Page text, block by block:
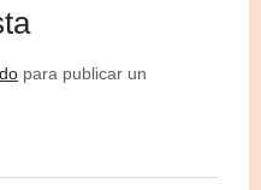
para publicar un